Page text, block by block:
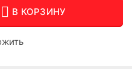
В КОРЗИНУ